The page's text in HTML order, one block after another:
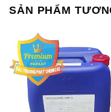
SẢN PHẨM